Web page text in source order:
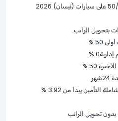
بتحويل الراتب
% 50
%
% 50
التأمين يبدأ من% 3.92
بدون تحويل الراتب